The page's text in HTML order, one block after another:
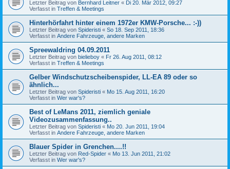
Letzter Beitrag von Bernhard Leitner « Di 20. Mär 2012, 09:27
Verfasst in Treffen & Meetings
Hinterhörfahrt hinter einem 1972er KMW-Porsche... :-))
Letzter Beitrag von Spideristi « So 18. Sep 2011, 18:36
Verfasst in Andere Fahrzeuge, andere Marken
Spreewaldring 04.09.2011
Letzter Beitrag von bielieboy « Fr 26. Aug 2011, 08:12
Verfasst in Treffen & Meetings
Gelber Windschutzscheibenspider, LL-EA 89 oder so
ähnlich...
Letzter Beitrag von Spideristi « Mo 15. Aug 2011, 16:20
Verfasst in Wer war's?
Best of LeMans 2011, ziemlich geniale
Videozusammenfassung..
Letzter Beitrag von Spideristi « Mo 20. Jun 2011, 19:04
Verfasst in Andere Fahrzeuge, andere Marken
Blauer Spider in Grenchen....!!
Letzter Beitrag von Red-Spider « Mo 13. Jun 2011, 21:02
Verfasst in Wer war's?